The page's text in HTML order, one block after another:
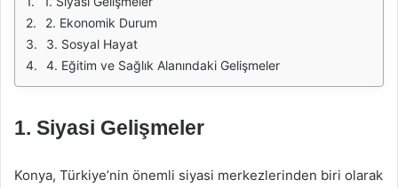
2. Ekonomik Durum
3. Sosyal Hayat
4. Eğitim ve Sağlık Alanındaki Gelişmeler
1. Siyasi Gelişmeler
Konya, Türkiye’nin önemli siyasi merkezlerinden biri olarak